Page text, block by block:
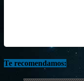
Te recomendamos: